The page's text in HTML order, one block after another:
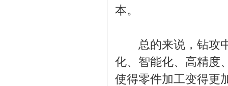
本。
总的来说，钻攻中
化、智能化、高精度
使得零件加工变得更